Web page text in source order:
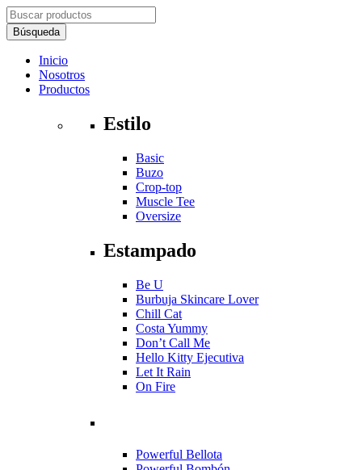
Inicio
Nosotros
Productos
Estilo
Basic
Buzo
Crop-top
Muscle Tee
Oversize
Estampado
Be U
Burbuja Skincare Lover
Chill Cat
Costa Yummy
Don’t Call Me
Hello Kitty Ejecutiva
Let It Rain
On Fire
Powerful Bellota